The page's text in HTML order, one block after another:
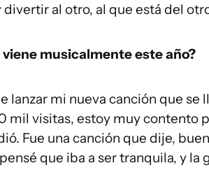
al otro, al que está del
viene musicalmente este año?
lanzar mi nueva canción que se
mil visitas, estoy muy contento
Fue una canción que dije,
que iba a ser tranquila, y